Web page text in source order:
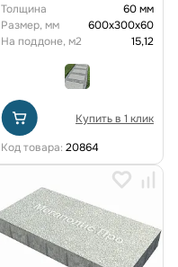
Толщина
60 мм
Размер, мм
600х300х60
На поддоне, м2
15,12
Купить в 1 клик
Код товара: 20864